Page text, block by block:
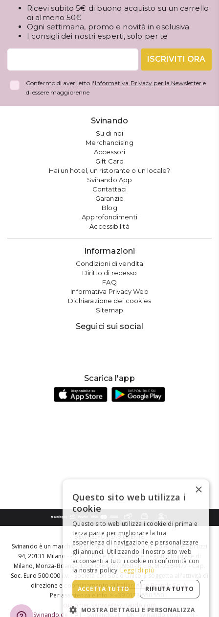
Ricevi subito 5€ di buono acquisto su un carrello
di almeno 50€
Ogni settimana, promo e novità in esclusiva
I consigli dei nostri esperti, solo per te
ISCRIVITI ORA
Confermo di aver letto l' Informativa Privacy per la Newsletter e
di essere maggiorenne
Svinando
Su di noi
Merchandising
Accessori
Gift Card
Hai un hotel, un ristorante o un locale?
Svinando App
Contattaci
Garanzie
Blog
Approfondimenti
Accessibilità
Informazioni
Condizioni di vendita
Diritto di recesso
FAQ
Informativa Privacy Web
Dichiarazione dei cookies
Sitemap
Seguici sui social
Scarica l'app
BEVI RESPONSABILMENTE
Svinando è un marchio registrato di Giordano Vini S.p.A. Viale Abruzzi
94, 20131 Milano - - C.F., P.IVA e Nr. Iscrizione Registro Imprese di
Milano, Monza-Brianza, Lodi 04642870960 - R.E.A. MI-2564477 - Cap.
Soc. Euro 500.000 i.v. - Società con Socio Unico e soggetta all'attività di
direzione e coordinamento diItalian Wine Brands S.p.A.
Per assistenza e info > +39 0173 550 550 |
customer.service@svinando.com
DE -Svinando.de | AT -Svinando.at | UK - Svinando.co.uk| FR -
×
Questo sito web utilizza i
cookie
Questo sito web utilizza i cookie di prima e
terza parte per migliorare la tua
esperienza di navigazione e personalizzare
gli annunci. Utilizzando il nostro sito web
acconsenti a tutti i cookie in conformità con
la nostra policy. Leggi di più
ACCETTA TUTTO RIFIUTA TUTTO
MOSTRA DETTAGLI E PERSONALIZZA